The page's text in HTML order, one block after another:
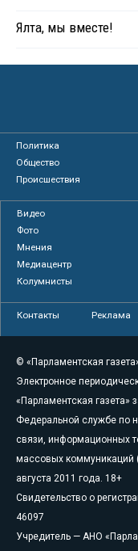
Ялта, мы вместе!
Политика
Общество
Происшествия
Видео
Фото
Мнения
Медиацентр
Колумнисты
Контакты Реклама
© «Парламентская
Электронное
«Парламентская газета»
Федеральной службе по
связи, информационных
массовых коммуникаций
августа 2011 года. 18+
Свидетельство о
46097
Учредитель — АНО